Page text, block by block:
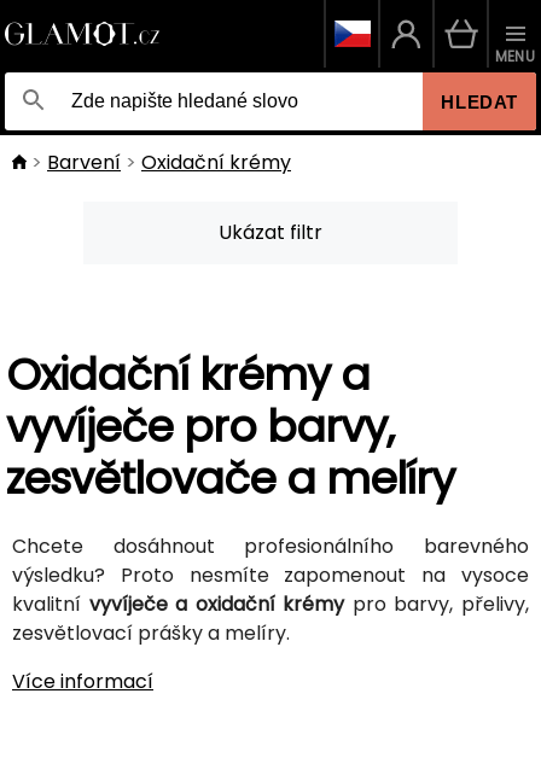
HLEDAT
MENU
Barvení Oxidační krémy
Ukázat filtr
Oxidační krémy a
vyvíječe pro barvy,
zesvětlovače a melíry
Chcete dosáhnout profesionálního barevného
výsledku? Proto nesmíte zapomenout na vysoce
kvalitní vyvíječe a oxidační krémypro barvy, přelivy,
zesvětlovací prášky a melíry.
Více informací